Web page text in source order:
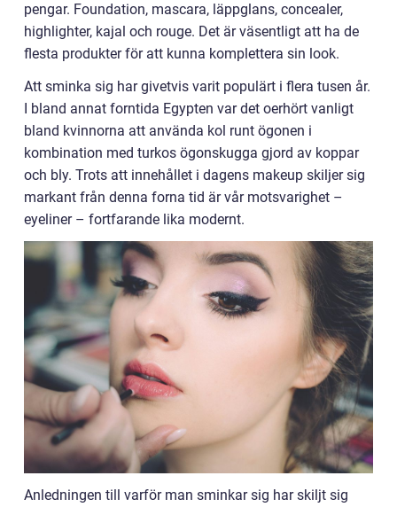
pengar. Foundation, mascara, läppglans, concealer,
highlighter, kajal och rouge. Det är väsentligt att ha de
flesta produkter för att kunna komplettera sin look.
Att sminka sig har givetvis varit populärt i flera tusen år.
I bland annat forntida Egypten var det oerhört vanligt
bland kvinnorna att använda kol runt ögonen i
kombination med turkos ögonskugga gjord av koppar
och bly. Trots att innehållet i dagens makeup skiljer sig
markant från denna forna tid är vår motsvarighet –
eyeliner – fortfarande lika modernt.
Anledningen till varför man sminkar sig har skiljt sig